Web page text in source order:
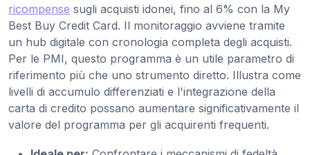
ricompense sugli acquisti idonei, fino al 6% con la My
Best Buy Credit Card. Il monitoraggio avviene tramite
un hub digitale con cronologia completa degli acquisti.
Per le PMI, questo programma è un utile parametro di
riferimento più che uno strumento diretto. Illustra come
livelli di accumulo differenziati e l'integrazione della
carta di credito possano aumentare significativamente il
valore del programma per gli acquirenti frequenti.